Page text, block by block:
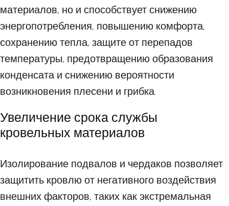
материалов, но и способствует снижению
энергопотребления, повышению комфорта,
сохранению тепла, защите от перепадов
температуры, предотвращению образования
конденсата и снижению вероятности
возникновения плесени и грибка.
Увеличение срока службы
кровельных материалов
Изолирование подвалов и чердаков позволяет
защитить кровлю от негативного воздействия
внешних факторов, таких как экстремальная